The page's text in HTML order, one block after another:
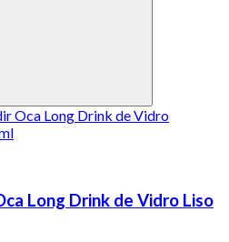
Long Drink de Vidro Liso